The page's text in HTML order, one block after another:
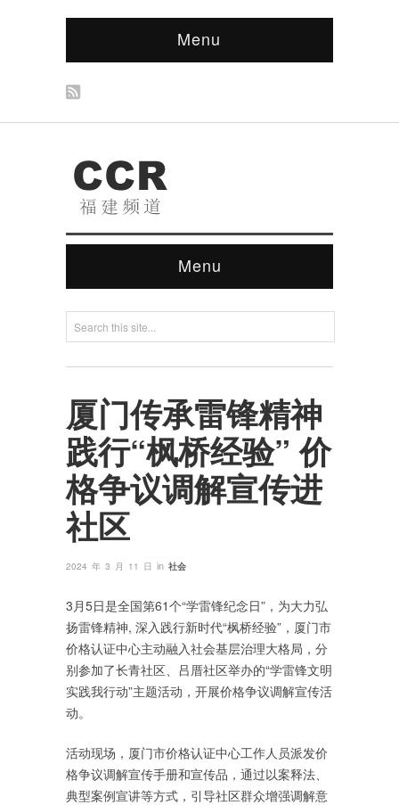
Menu
Menu
厦门传承雷锋精神
践行“枫桥经验” 价
格争议调解宣传进
社区
2024 年 3 月 11 日 in 社会
3月5日是全国第61个“学雷锋纪念日”，为大力弘
扬雷锋精神, 深入践行新时代“枫桥经验”，厦门市
价格认证中心主动融入社会基层治理大格局，分
别参加了长青社区、吕厝社区举办的“学雷锋文明
实践我行动”主题活动，开展价格争议调解宣传活
动。
活动现场，厦门市价格认证中心工作人员派发价
格争议调解宣传手册和宣传品，通过以案释法、
典型案例宣讲等方式，引导社区群众增强调解意